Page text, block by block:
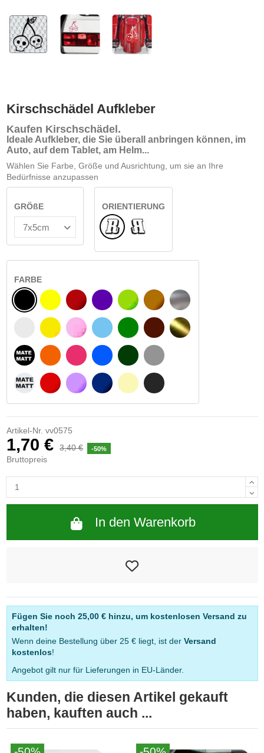
Kirschschädel Aufkleber
Kaufen Kirschschädel .
Ideale Aufkleber, die Sie überall anbringen können, im
Auto, auf dem Tablet, am Helm...
Wählen Sie Farbe, Größe und Ausrichtung, um sie an Ihre
Bedürfnisse anzupassen
GRÖßE
ORIENTIERUNG
NormaleUmgedreht
FARBE
SCHWARZ
WEIß
MATTSCHWARZ
MATTWEIß
GELB
GELBES SIGNAL
ORANGE
ROT
BURGUND
ROSE
FUCHSIA
LILA
VIOLETT
HELLBLAU
BLAU
DUNKELBLAU
HELLGRÜN
GRÜN
DUNKELGRÜN
BEIGE
HASELNUSS
DUNKELBRAUN
HELLGRAU
DUNKELGRAU
SILBER
GOLD
Artikel-Nr. vv0575
1,70 € 3,40 € -50%
Bruttopreis
In den Warenkorb
Fügen Sie noch 25,00 €hinzu, um kostenlosen Versand zu
erhalten!
Wenn deine Bestellung über 25 € liegt, ist der Versand
kostenlos!
Angebot gilt nur für Lieferungen in EU-Länder.
Kunden, die diesen Artikel gekauft
haben, kauften auch ...